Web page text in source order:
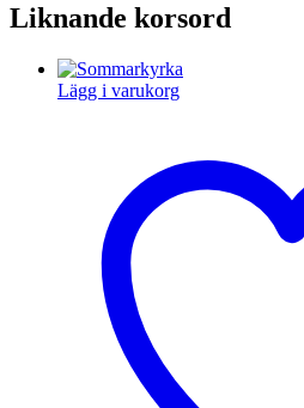
Liknande korsord
Lägg i varukorg